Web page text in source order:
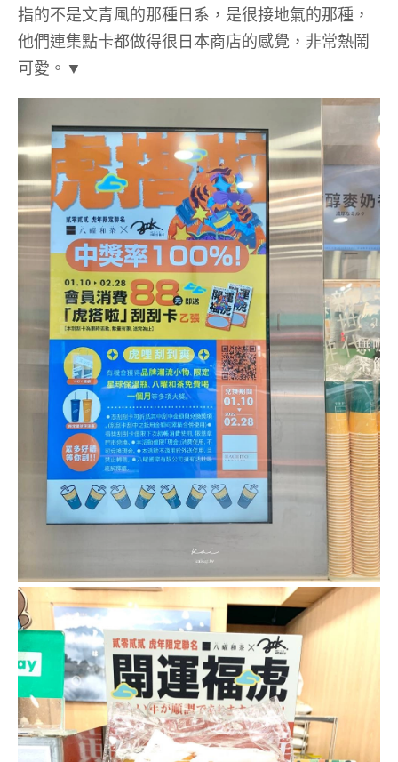
指的不是文青風的那種日系，是很接地氣的那種，
他們連集點卡都做得很日本商店的感覺，非常熱鬧
可愛。▼